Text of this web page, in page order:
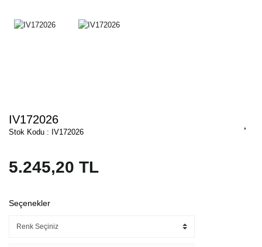
IV172026
Stok Kodu : IV172026
5.245,20 TL
Seçenekler